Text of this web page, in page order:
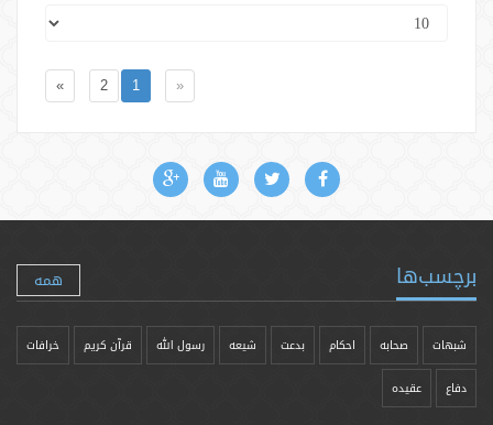
«
1
2
»
برچسب‌ها همه
شبهات صحابه احکام بدعت شیعه رسول الله قرآن کریم خرافات
دفاع عقیده